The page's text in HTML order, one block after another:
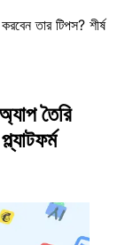
তার টিপস? শীর্ষ
তৈরি